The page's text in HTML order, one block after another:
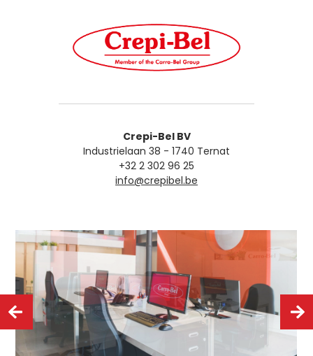
Crepi-Bel BV
Industrielaan 38 - 1740 Ternat
+32 2 302 96 25
info@crepibel.be